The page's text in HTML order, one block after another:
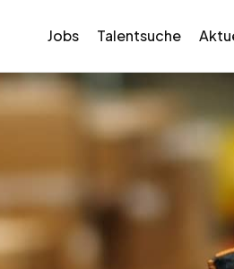
Jobs Talentsuche